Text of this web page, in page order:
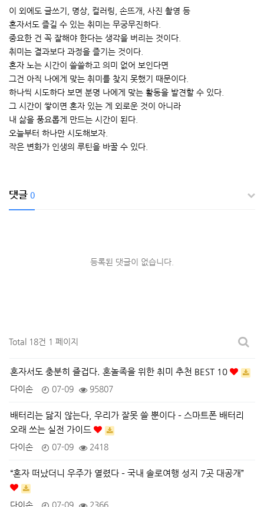
이 외에도 글쓰기, 명상, 컬러링, 손뜨개, 사진 촬영 등
혼자서도 즐길 수 있는 취미는 무궁무진하다.
중요한 건 꼭 잘해야 한다는 생각을 버리는 것이다.
취미는 결과보다 과정을 즐기는 것이다.
혼자 노는 시간이 쓸쓸하고 의미 없어 보인다면
그건 아직 나에게 맞는 취미를 찾지 못했기 때문이다.
하나씩 시도하다 보면 분명 나에게 맞는 활동을 발견할 수 있다.
그 시간이 쌓이면 혼자 있는 게 외로운 것이 아니라
내 삶을 풍요롭게 만드는 시간이 된다.
오늘부터 하나만 시도해보자.
작은 변화가 인생의 루틴을 바꿀 수 있다.
댓글 0
등록된 댓글이 없습니다.
Total 18건 1 페이지
혼자서도 충분히 즐겁다. 혼놀족을 위한 취미 추천 BEST 10
다이손 07-09 95807
배터리는 닳지 않는다, 우리가 잘못 쓸 뿐이다 – 스마트폰 배터리
오래 쓰는 실전 가이드
다이손 07-09 2418
“혼자 떠났더니 우주가 열렸다 – 국내 솔로여행 성지 7곳 대공개”
다이손 07-09 2366